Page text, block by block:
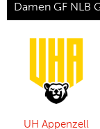
Damen GF NLB
UH Appenzell